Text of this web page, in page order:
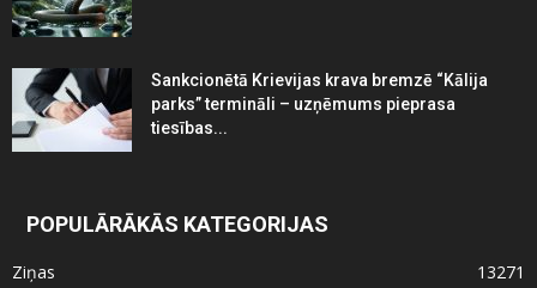
Sankcionētā Krievijas krava bremzē “Kālija
parks” termināli – uzņēmums pieprasa
tiesības...
POPULĀRĀKĀS KATEGORIJAS
Ziņas
13271